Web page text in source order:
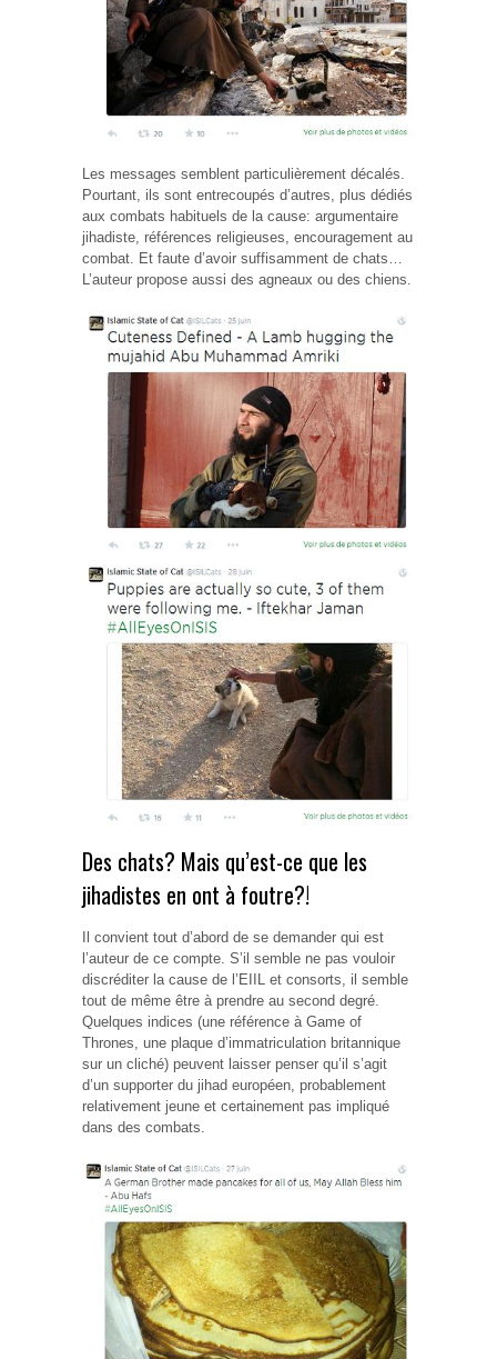
Les messages semblent particulièrement décalés.
Pourtant, ils sont entrecoupés d’autres, plus dédiés
aux combats habituels de la cause: argumentaire
jihadiste, références religieuses, encouragement au
combat. Et faute d’avoir suffisamment de chats…
L’auteur propose aussi des agneaux ou des chiens.
Des chats? Mais qu’est-ce que les
jihadistes en ont à foutre?!
Il convient tout d’abord de se demander qui est
l’auteur de ce compte. S’il semble ne pas vouloir
discréditer la cause de l’EIIL et consorts, il semble
tout de même être à prendre au second degré.
Quelques indices (une référence à Game of
Thrones, une plaque d’immatriculation britannique
sur un cliché) peuvent laisser penser qu’il s’agit
d’un supporter du jihad européen, probablement
relativement jeune et certainement pas impliqué
dans des combats.